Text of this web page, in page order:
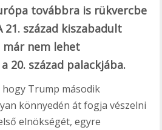
továbbra is rükvercbe
21. század kiszabadult
már nem lehet
20. század palackjába.
Trump második
könnyedén át fogja vészelni
elnökségét, egyre